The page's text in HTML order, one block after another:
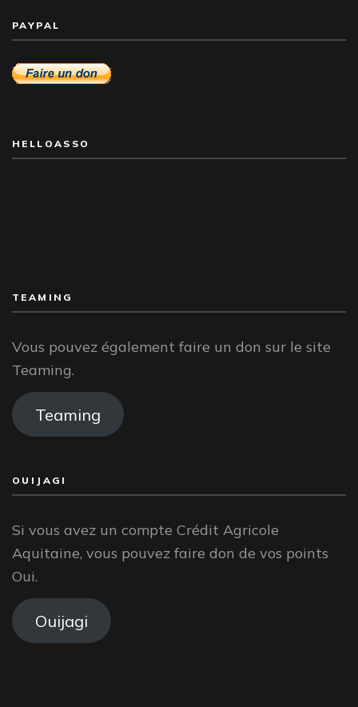
PAYPAL
HELLOASSO
TEAMING
Vous pouvez également faire un don sur le site
Teaming.
Teaming
OUIJAGI
Si vous avez un compte Crédit Agricole
Aquitaine, vous pouvez faire don de vos points
Oui.
Ouijagi